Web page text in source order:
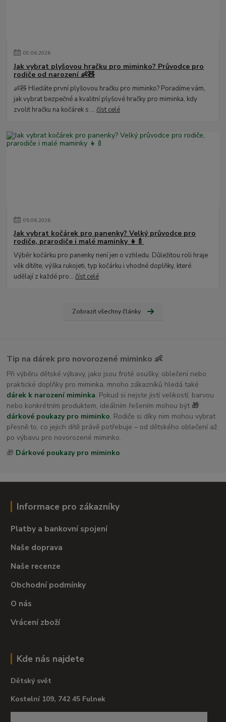
09.06.2026
Jak vybrat plyšovou hračku pro miminko? Průvodce pro
rodiče od narození 👶🧸
👶🧸 Hledáte první plyšovou hračku pro miminko? Poradíme vám,
jak vybrat bezpečné a kvalitní plyšové hračky pro miminka, kdy
zvolit hračku na kočárek s ...číst celé
05.06.2026
Jak vybrat kočárek pro panenky? Velký průvodce pro
rodiče, prarodiče i malé maminky 👧🍼
Výběr kočárku pro panenky není jen o vzhledu. Důležitou roli hraje
věk dítěte, výška rukojeti, typ kočárku i vhodné doplňky, které
udělají z každé pro...číst celé
Zobrazit všechny články
Tip na dárek pro novorozené miminko 👶
Při výběru dětské výbavy, jako jsou froté osušky, oblečení nebo
praktické doplňky pro miminka, mnoho zákazníků hledá také
dárek k narození miminka. Pokud si nejste jistí velikostí, barvou
nebo konkrétním produktem, ideálním řešením mohou být 🎁
dárkové poukazy pro miminko. Rodiče si díky nim mohou vybrat
přesně to, co jejich dítě právě potřebuje – od dětského oblečení až
po výbavu pro novorozené miminko.
🎁 Dárkové poukazy pro miminko
Informace pro zákazníky
Platby a bankovní spojení
Naše doprava
Naše recenze
Obchodní podmínky
O nás
Vrácení zboží
Kde nás najdete
Dětský svět
Kostelní 109, 742 45 Fulnek